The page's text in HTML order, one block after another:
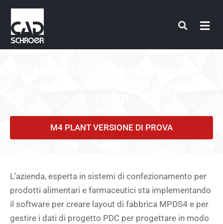
Vai
contenuto
M4 PLANT VERSIONE DI PROVA
L’azienda, esperta in sistemi di confezionamento per
prodotti alimentari e farmaceutici sta implementando
il software per creare layout di fabbrica MPDS4 e per
gestire i dati di progetto PDC per progettare in modo